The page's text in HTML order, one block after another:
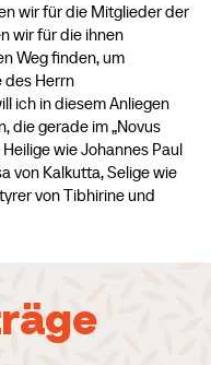
wir für die Mitglieder der
wir für die ihnen
Weg finden, um
des Herrn
ich in diesem Anliegen
die gerade im „Novus
wie Johannes Paul
von Kalkutta, Selige wie
von Tibhirine und